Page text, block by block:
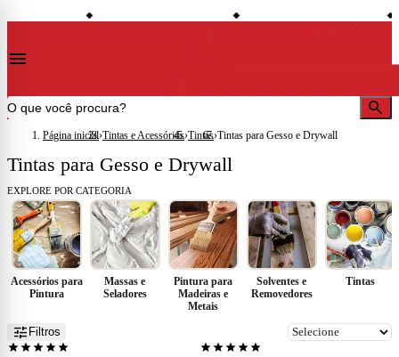
◆shopping_bag ◆credit_card ◆
menu
search
Página inicial ›Tintas e Acessórios›Tintas›Tintas para Gesso e Drywall
Tintas para Gesso e Drywall
EXPLORE POR CATEGORIA
Acessórios para
Pintura
Massas e
Seladores
Pintura para
Madeiras e
Metais
Solventes e
Removedores
Tintas
tune Filtros
starstarstarstarstar starstarstarstarstar